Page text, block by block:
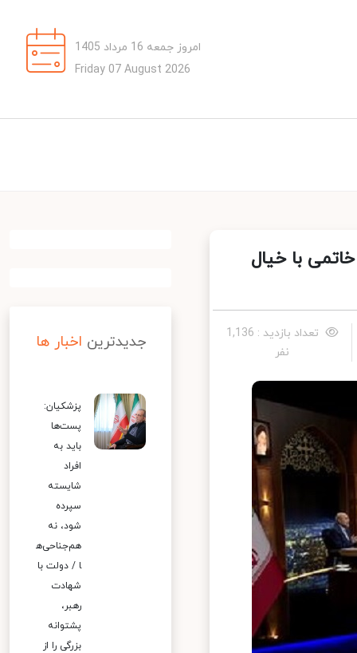
امروز جمعه 16 مرداد 1405
Friday 07 August 2026
و خاتمی با خیال
تعداد بازدید : 1,136
نفر
جدیدترین اخبار ها
پزشکیان:
پست‌ها
باید به
افراد
شایسته
سپرده
شود، نه
هم‌جناحی‌ه
ا / دولت با
شهادت
رهبر،
پشتوانه
بزرگی را از